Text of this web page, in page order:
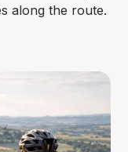
along the route.